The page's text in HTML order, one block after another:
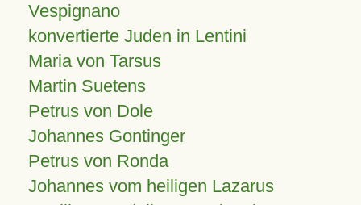
Vespignano
konvertierte Juden in Lentini
Maria von Tarsus
Martin Suetens
Petrus von Dole
Johannes Gontinger
Petrus von Ronda
Johannes vom heiligen Lazarus